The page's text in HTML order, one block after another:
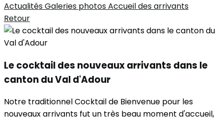
ActualitésGaleries photosAccueil des arrivants
Retour
Le cocktail des nouveaux arrivants dans le
canton du Val d'Adour
Notre traditionnel Cocktail de Bienvenue pour les
nouveaux arrivants fut un très beau moment d'accueil,